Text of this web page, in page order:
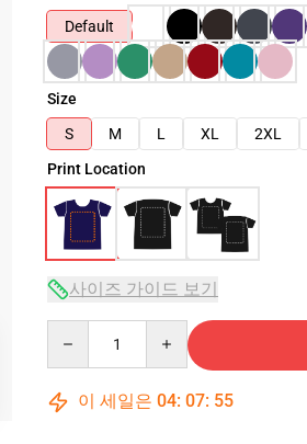
Default
Size
S
M L XL 2XL
Print Location
사이즈 가이드 보기
이 세일은 04: 07: 54